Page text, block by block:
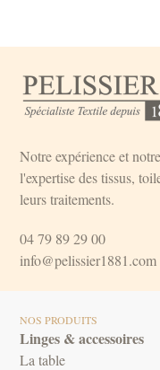
Notre expérience et
l'expertise des tissus,
leurs traitements.
04 79 89 29 00
info@pelissier1881.com
NOS PRODUITS
Linges & accessoires
La table